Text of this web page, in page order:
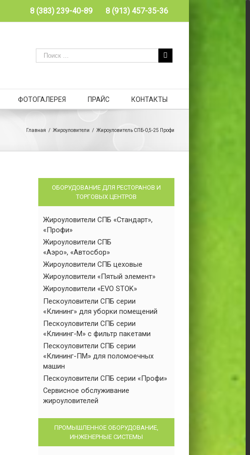
8 (383) 239-40-89 8 (913) 457-35-36
ФОТОГАЛЕРЕЯ ПРАЙС КОНТАКТЫ
Главная / Жироуловители / Жироуловитель СПБ-0,5-25 Профи
ОБОРУДОВАНИЕ ДЛЯ РЕСТОРАНОВ И
ТОРГОВЫХ ЦЕНТРОВ
Жироуловители СПБ «Стандарт»,
«Профи»
Жироуловители СПБ
«Аэро», «Автосбор»
Жироуловители СПБ цеховые
Жироуловители «Пятый элемент»
Жироуловители «EVO STOK»
Пескоуловители СПБ серии
«Клининг» для уборки помещений
Пескоуловители СПБ серии
«Клининг-М» с фильтр пакетами
Пескоуловители СПБ серии
«Клининг-ПМ» для поломоечных
машин
Пескоуловители СПБ серии «Профи»
Сервисное обслуживание
жироуловителей
ПРОМЫШЛЕННОЕ ОБОРУДОВАНИЕ,
ИНЖЕНЕРНЫЕ СИСТЕМЫ